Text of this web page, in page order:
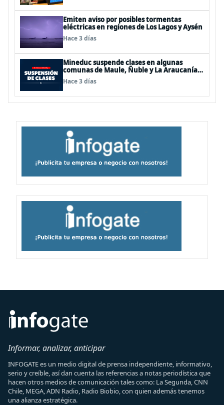
Emiten aviso por posibles tormentas
eléctricas en regiones de Los Lagos y Aysén
Hace 3 días
Mineduc suspende clases en algunas
comunas de Maule, Ñuble y La Araucanía
para este lunes
Hace 3 días
Informar, analizar, anticipar
INFOGATE es un medio digital de prensa independiente, informativo,
serio y creíble, así dan cuenta las referencias a notas periodística que
hacen otros medios de comunicación tales como: La Segunda, CNN
Chile, MEGA, ADN Radio, Radio Biobio, con quien además tenemos
una alianza estratégica.